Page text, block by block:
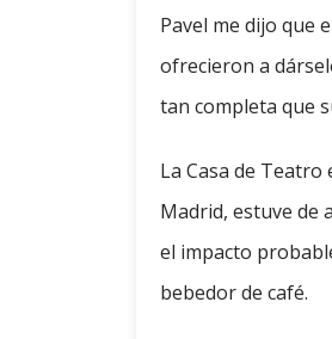
Pavel me dijo que
ofrecieron a
tan completa que
La Casa de Teatro
Madrid, estuve de
el impacto
bebedor de café.